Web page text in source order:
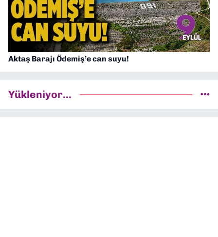
Aktaş Barajı Ödemiş’e can suyu!
Yükleniyor...